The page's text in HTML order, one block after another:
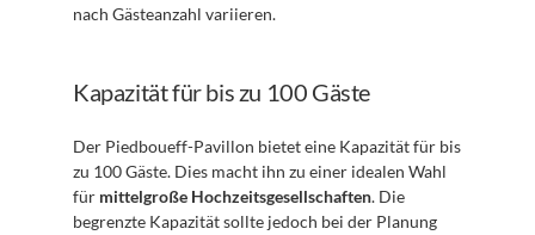
nach Gästeanzahl variieren.
Kapazität für bis zu 100 Gäste
Der Piedboueff-Pavillon bietet eine Kapazität für bis
zu 100 Gäste. Dies macht ihn zu einer idealen Wahl
für mittelgroße Hochzeitsgesellschaften. Die
begrenzte Kapazität sollte jedoch bei der Planung